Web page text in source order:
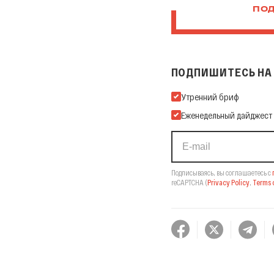
ПОДПИШИТЕСЬ НА
Подпишитесь на нашу
Утренний бриф
Еженедельный дайджест
Подписываясь, вы соглашаетесь с
reCAPTCHA (Privacy Policy, Terms